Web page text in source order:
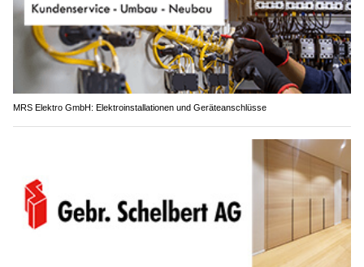
MRS Elektro GmbH: Elektroinstallationen und Geräteanschlüsse